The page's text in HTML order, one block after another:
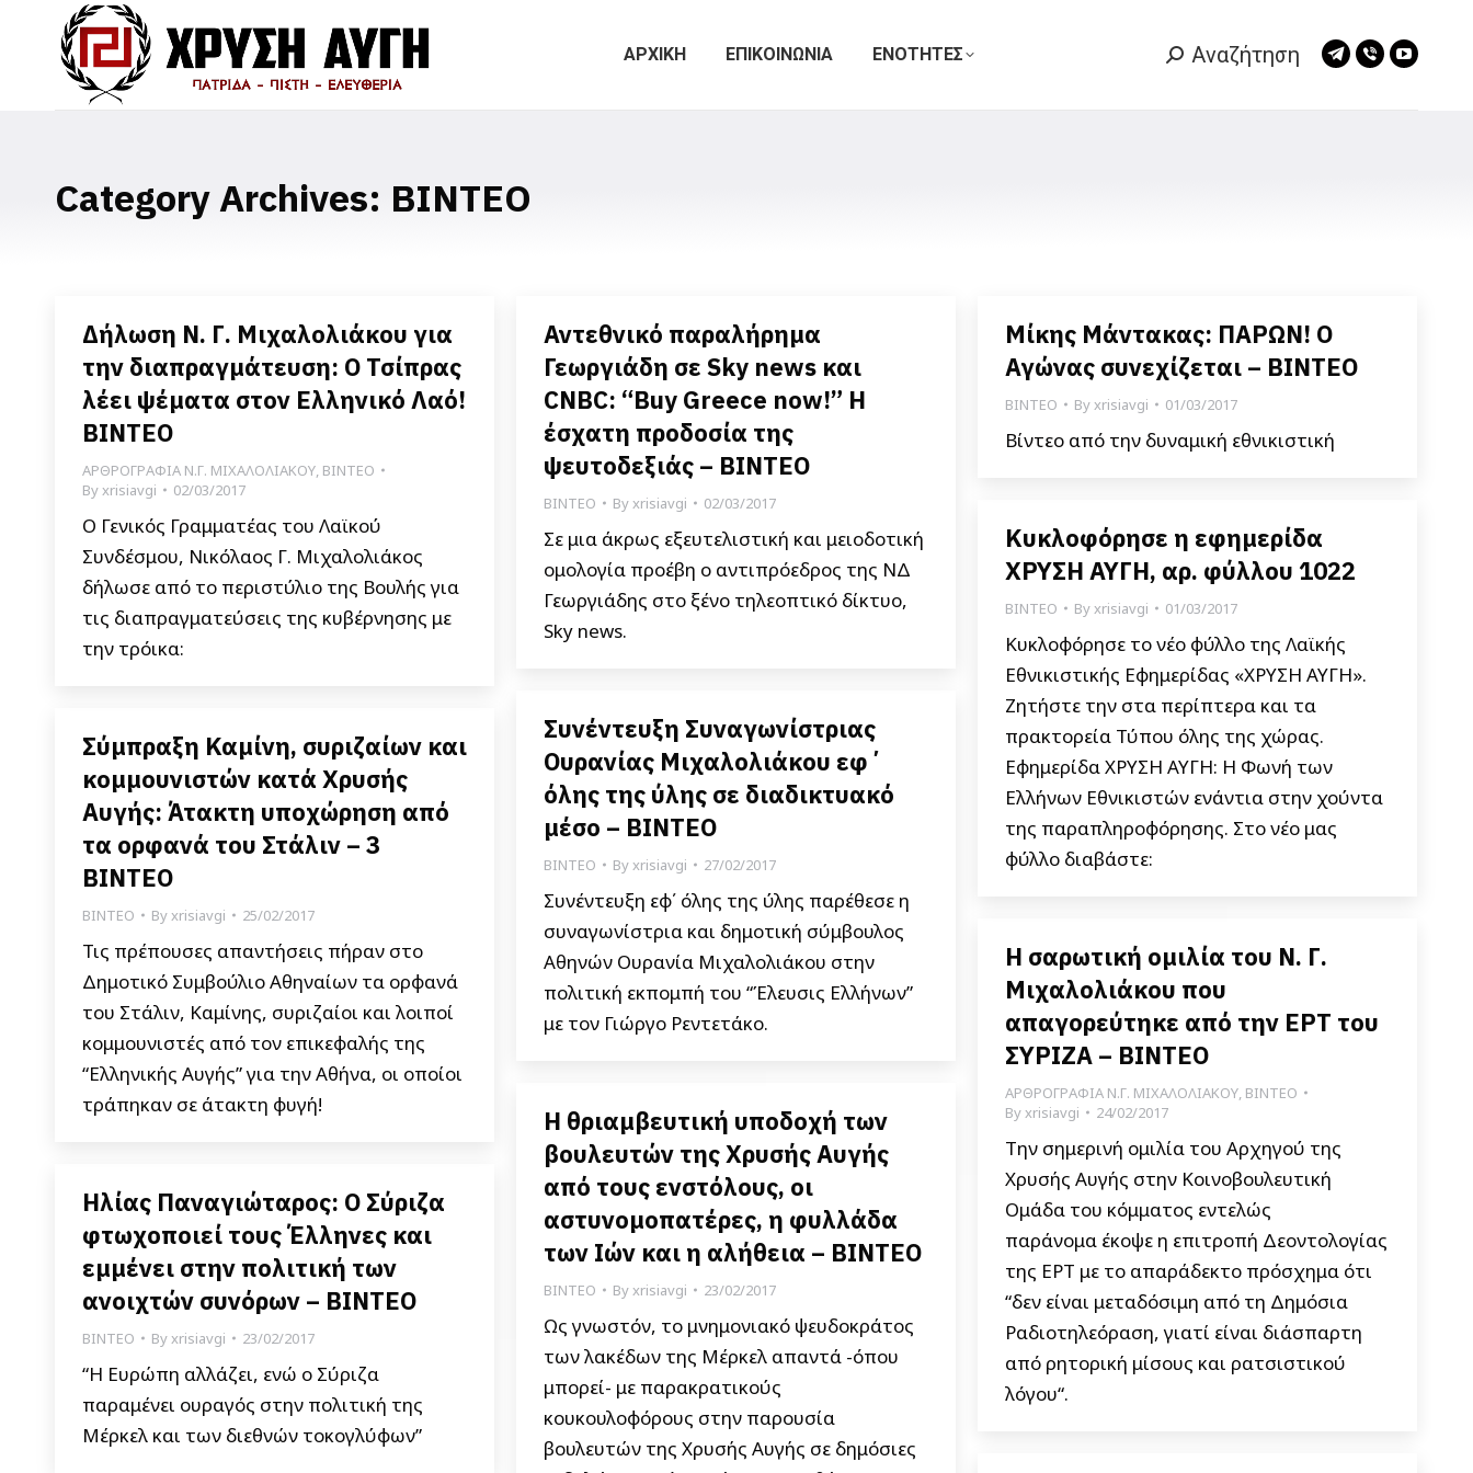
ΑΡΧΙΚΗ ΕΠΙΚΟΙΝΩΝΙΑ ΕΝΟΤΗΤΕΣ Search:
Αναζήτηση
Telegram
Viber
Category Archives: ΒΙΝΤΕΟ
Δήλωση Ν. Γ. Μιχαλολιάκου για
την διαπραγμάτευση: Ο Τσίπρας
λέει ψέματα στον Ελληνικό Λαό!
ΒΙΝΤΕΟ
ΑΡΘΡΟΓΡΑΦΙΑ Ν.Γ. ΜΙΧΑΛΟΛΙΑΚΟΥ, ΒΙΝΤΕΟ
Byxrisiavgi 02/03/2017
Ο Γενικός Γραμματέας του Λαϊκού
Συνδέσμου, Νικόλαος Γ. Μιχαλολιάκος
δήλωσε από το περιστύλιο της Βουλής για
τις διαπραγματεύσεις της κυβέρνησης με
την τρόικα:
Αντεθνικό παραλήρημα
Γεωργιάδη σε Sky news και
CNBC: “Buy Greece now!” Η
έσχατη προδοσία της
ψευτοδεξιάς – ΒΙΝΤΕΟ
ΒΙΝΤΕΟ Byxrisiavgi 02/03/2017
Σε μια άκρως εξευτελιστική και μειοδοτική
ομολογία προέβη ο αντιπρόεδρος της ΝΔ
Γεωργιάδης στο ξένο τηλεοπτικό δίκτυο,
Sky news.
Μίκης Μάντακας: ΠΑΡΩΝ! Ο
Αγώνας συνεχίζεται – ΒΙΝΤΕΟ
ΒΙΝΤΕΟ Byxrisiavgi 01/03/2017
Βίντεο από την δυναμική εθνικιστική
Κυκλοφόρησε η εφημερίδα
ΧΡΥΣΗ ΑΥΓΗ, αρ. φύλλου 1022
ΒΙΝΤΕΟ Byxrisiavgi 01/03/2017
Κυκλοφόρησε το νέο φύλλο της Λαϊκής
Εθνικιστικής Εφημερίδας «ΧΡΥΣΗ ΑΥΓΗ».
Ζητήστε την στα περίπτερα και τα
πρακτορεία Τύπου όλης της χώρας.
Εφημερίδα ΧΡΥΣΗ ΑΥΓΗ: Η Φωνή των
Ελλήνων Εθνικιστών ενάντια στην χούντα
της παραπληροφόρησης. Στο νέο μας
φύλλο διαβάστε:
Συνέντευξη Συναγωνίστριας
Ουρανίας Μιχαλολιάκου εφ΄
όλης της ύλης σε διαδικτυακό
μέσο – ΒΙΝΤΕΟ
ΒΙΝΤΕΟ Byxrisiavgi 27/02/2017
Συνέντευξη εφ΄ όλης της ύλης παρέθεσε η
συναγωνίστρια και δημοτική σύμβουλος
Αθηνών Ουρανία Μιχαλολιάκου στην
πολιτική εκπομπή του “Έλευσις Ελλήνων”
με τον Γιώργο Ρεντετάκο.
Σύμπραξη Καμίνη, συριζαίων και
κομμουνιστών κατά Χρυσής
Αυγής: Άτακτη υποχώρηση από
τα ορφανά του Στάλιν – 3
ΒΙΝΤΕΟ
ΒΙΝΤΕΟ Byxrisiavgi 25/02/2017
Τις πρέπουσες απαντήσεις πήραν στο
Δημοτικό Συμβούλιο Αθηναίων τα ορφανά
του Στάλιν, Καμίνης, συριζαίοι και λοιποί
κομμουνιστές από τον επικεφαλής της
“Ελληνικής Αυγής” για την Αθήνα, οι οποίοι
τράπηκαν σε άτακτη φυγή!
Η σαρωτική ομιλία του Ν. Γ.
Μιχαλολιάκου που
απαγορεύτηκε από την ΕΡΤ του
ΣΥΡΙΖΑ – ΒΙΝΤΕΟ
ΑΡΘΡΟΓΡΑΦΙΑ Ν.Γ. ΜΙΧΑΛΟΛΙΑΚΟΥ, ΒΙΝΤΕΟ
Byxrisiavgi 24/02/2017
Την σημερινή ομιλία του Αρχηγού της
Χρυσής Αυγής στην Κοινοβουλευτική
Ομάδα του κόμματος εντελώς
παράνομα έκοψε η επιτροπή Δεοντολογίας
της ΕΡΤ με το απαράδεκτο πρόσχημα ότι
“δεν είναι μεταδόσιμη από τη Δημόσια
Ραδιοτηλεόραση, γιατί είναι διάσπαρτη
από ρητορική μίσους και ρατσιστικού
λόγου“.
Η θριαμβευτική υποδοχή των
βουλευτών της Χρυσής Αυγής
από τους ενστόλους, οι
αστυνομοπατέρες, η φυλλάδα
των Ιών και η αλήθεια – ΒΙΝΤΕΟ
ΒΙΝΤΕΟ Byxrisiavgi 23/02/2017
Ως γνωστόν, το μνημονιακό ψευδοκράτος
των λακέδων της Μέρκελ απαντά -όπου
μπορεί- με παρακρατικούς
κουκουλοφόρους στην παρουσία
βουλευτών της Χρυσής Αυγής σε δημόσιες
Ηλίας Παναγιώταρος: Ο Σύριζα
φτωχοποιεί τους Έλληνες και
εμμένει στην πολιτική των
ανοιχτών συνόρων – BINTEO
ΒΙΝΤΕΟ Byxrisiavgi 23/02/2017
“Η Ευρώπη αλλάζει, ενώ ο Σύριζα
παραμένει ουραγός στην πολιτική της
Μέρκελ και των διεθνών τοκογλύφων”